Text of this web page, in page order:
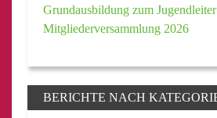
Grundausbildung zum
Mitgliederversammlung 2026
BERICHTE NACH